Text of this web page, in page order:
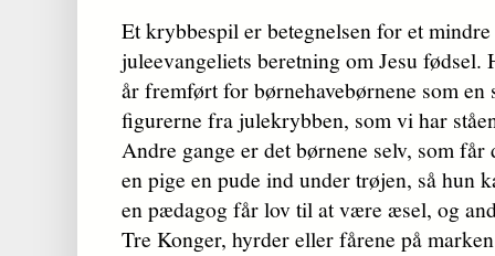
Et krybbespil er betegnelsen for et
juleevangeliets beretning om Jesu
år fremført for børnehavebørnene som en
figurerne fra julekrybben, som vi har
Andre gange er det børnene selv, som
en pige en pude ind under trøjen, så hun
en pædagog får lov til at være æsel, og
Tre Konger, hyrder eller fårene på